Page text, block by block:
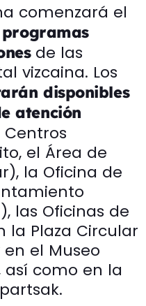
comenzará el
programas
de las
vizcaina. Los
disponibles
atención
el Área de
la Oficina de
las Oficinas de
la Plaza Circular
el Museo
así como en la